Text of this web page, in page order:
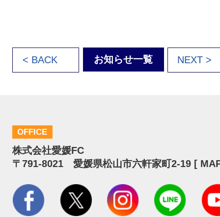
< BACK お知らせ一覧 NEXT >
OFFICE
株式会社愛媛FC
〒791-8021 愛媛県松山市六軒家町2-19 [